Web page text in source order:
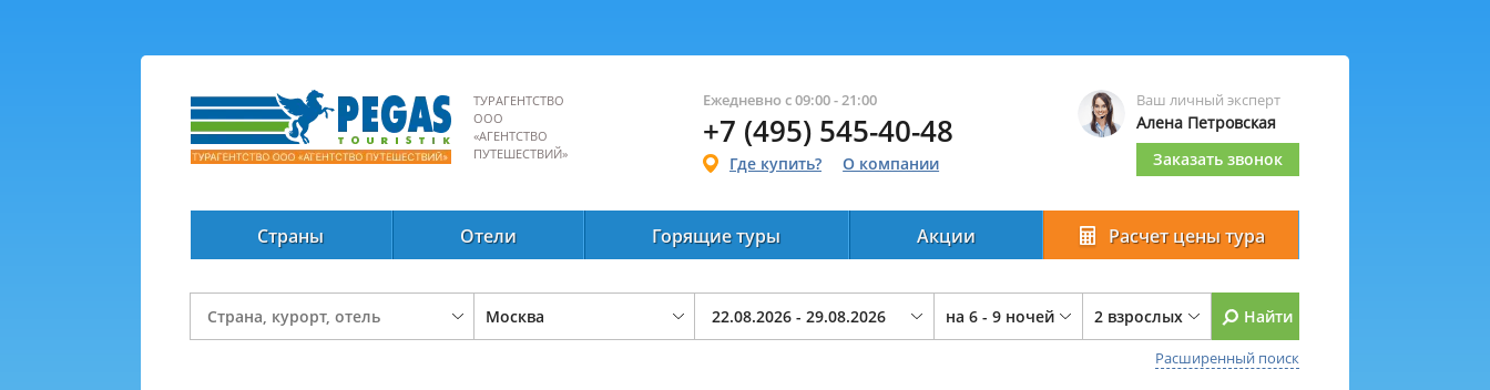
ТУРАГЕНТСТВО
ООО
«АГЕНТСТВО
ПУТЕШЕСТВИЙ»
Ежедневно с 09:00 - 21:00
+7 (495) 545-40-48
Где купить? О компании
Ваш личный эксперт
Алена Петровская
Заказать звонок
Страны Отели Горящие туры Акции Расчет цены тура
на 6 - 9 ночей 2 взрослых Найти
Расширенный поиск